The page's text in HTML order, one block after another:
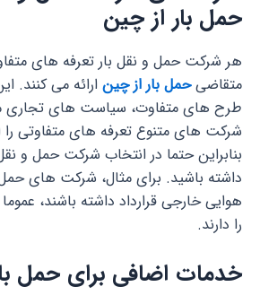
حمل بار از چین
هر شرکت حمل و نقل بار تعرفه های
متقاضیحمل بار از چین ارائه می کنند.
طرح های متفاوت، سیاست های تجاری
شرکت های متنوع تعرفه های متفاوتی را
بنابراین حتما در انتخاب شرکت حمل و
داشته باشید. برای مثال، شرکت های
هوایی خارجی قرارداد داشته باشند،
را دارند.
خدمات اضافی برای حمل